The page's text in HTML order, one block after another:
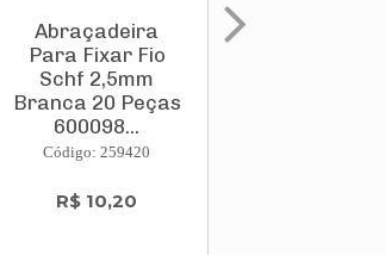
Abraçadeira
Para Fixar Fio
Schf 2,5mm
Branca 20 Peças
600098...
Código: 259420
R$ 10,20